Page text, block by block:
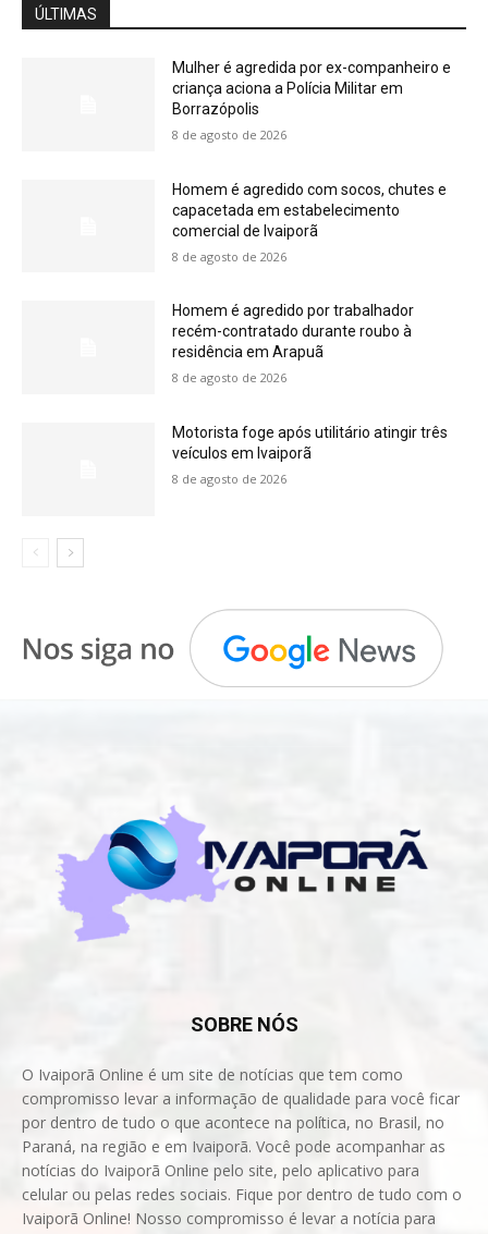
ÚLTIMAS
Mulher é agredida por ex-companheiro e
criança aciona a Polícia Militar em
Borrazópolis
8 de agosto de 2026
Homem é agredido com socos, chutes e
capacetada em estabelecimento
comercial de Ivaiporã
8 de agosto de 2026
Homem é agredido por trabalhador
recém-contratado durante roubo à
residência em Arapuã
8 de agosto de 2026
Motorista foge após utilitário atingir três
veículos em Ivaiporã
8 de agosto de 2026
SOBRE NÓS
O Ivaiporã Online é um site de notícias que tem como
compromisso levar a informação de qualidade para você ficar
por dentro de tudo o que acontece na política, no Brasil, no
Paraná, na região e em Ivaiporã. Você pode acompanhar as
notícias do Ivaiporã Online pelo site, pelo aplicativo para
celular ou pelas redes sociais. Fique por dentro de tudo com o
Ivaiporã Online! Nosso compromisso é levar a notícia para